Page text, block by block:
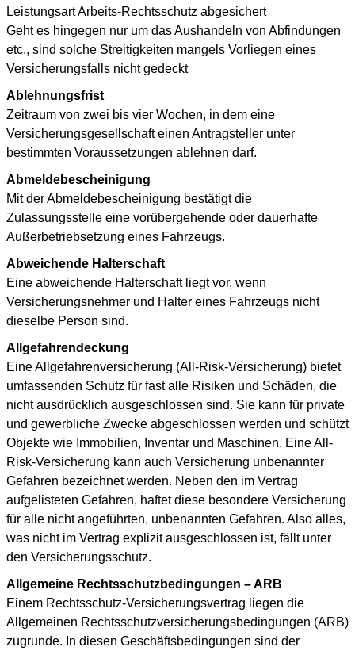
Leistungsart Arbeits-Rechtsschutz abgesichert
Geht es hingegen nur um das Aushandeln von Abfindungen
etc., sind solche Streitigkeiten mangels Vorliegen eines
Versicherungsfalls nicht gedeckt
Ablehnungsfrist
Zeitraum von zwei bis vier Wochen, in dem eine
Versicherungsgesellschaft einen Antragsteller unter
bestimmten Voraussetzungen ablehnen darf.
Abmeldebescheinigung
Mit der Abmeldebescheinigung bestätigt die
Zulassungsstelle eine vorübergehende oder dauerhafte
Außerbetriebsetzung eines Fahrzeugs.
Abweichende Halterschaft
Eine abweichende Halterschaft liegt vor, wenn
Versicherungsnehmer und Halter eines Fahrzeugs nicht
dieselbe Person sind.
Allgefahrendeckung
Eine Allgefahrenversicherung (All-Risk-Versicherung) bietet
umfassenden Schutz für fast alle Risiken und Schäden, die
nicht ausdrücklich ausgeschlossen sind. Sie kann für private
und gewerbliche Zwecke abgeschlossen werden und schützt
Objekte wie Immobilien, Inventar und Maschinen. Eine All-
Risk-Versicherung kann auch Versicherung unbenannter
Gefahren bezeichnet werden. Neben den im Vertrag
aufgelisteten Gefahren, haftet diese besondere Versicherung
für alle nicht angeführten, unbenannten Gefahren. Also alles,
was nicht im Vertrag explizit ausgeschlossen ist, fällt unter
den Versicherungsschutz.
Allgemeine Rechtsschutzbedingungen – ARB
Einem Rechtsschutz-Versicherungsvertrag liegen die
Allgemeinen Rechtsschutzversicherungsbedingungen (ARB)
zugrunde. In diesen Geschäftsbedingungen sind der